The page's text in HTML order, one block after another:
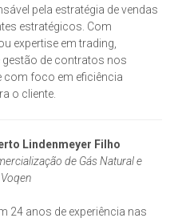
pela estratégia de vendas
estratégicos. Com
expertise em trading,
de contratos nos
com foco em eficiência
o cliente.
Lindenmeyer Filho
de Gás Natural e
24 anos de experiência nas